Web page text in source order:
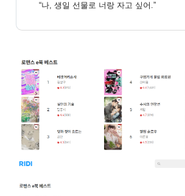
“나, 생일 선물로 너랑 자고 싶어.”